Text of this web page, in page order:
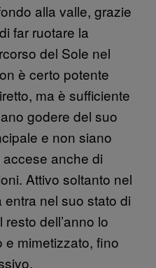
alla valle, grazie
far ruotare la
del Sole nel
è certo potente
ma è sufficiente
godere del suo
e non siano
anche di
Attivo soltanto nel
nel suo stato di
dell’anno lo
mimetizzato, fino